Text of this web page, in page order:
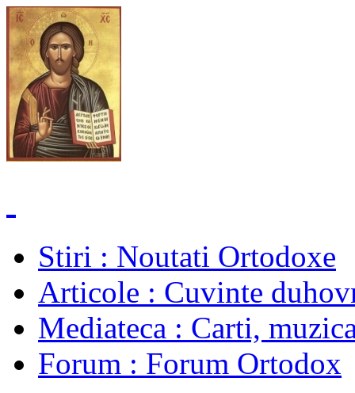
Stiri : Noutati Ortodoxe
Articole : Cuvinte
Mediateca : Carti,
Forum : Forum Ortodox